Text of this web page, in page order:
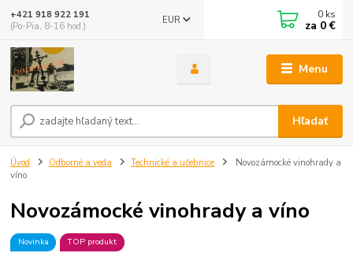
Menu
EUR
Hľadať
+421 918 922 191
(Po-Pia, 8-16 hod.)
0 ks
za 0 €
Úvod Odborné a veda Technické a učebnice
Novozámocké vinohrady a
víno
Novozámocké vinohrady a víno
Novinka TOP produkt